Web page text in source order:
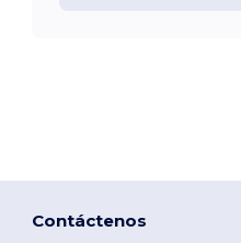
Contáctenos